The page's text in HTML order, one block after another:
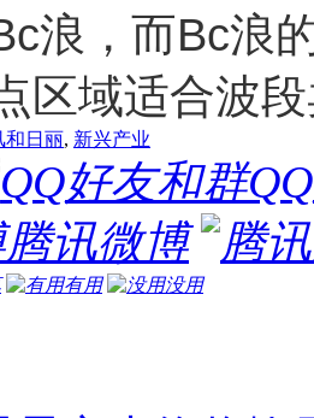
浪，而Bc浪
区域适合波
和日丽, 新兴产业
腾讯微博
有用 没用